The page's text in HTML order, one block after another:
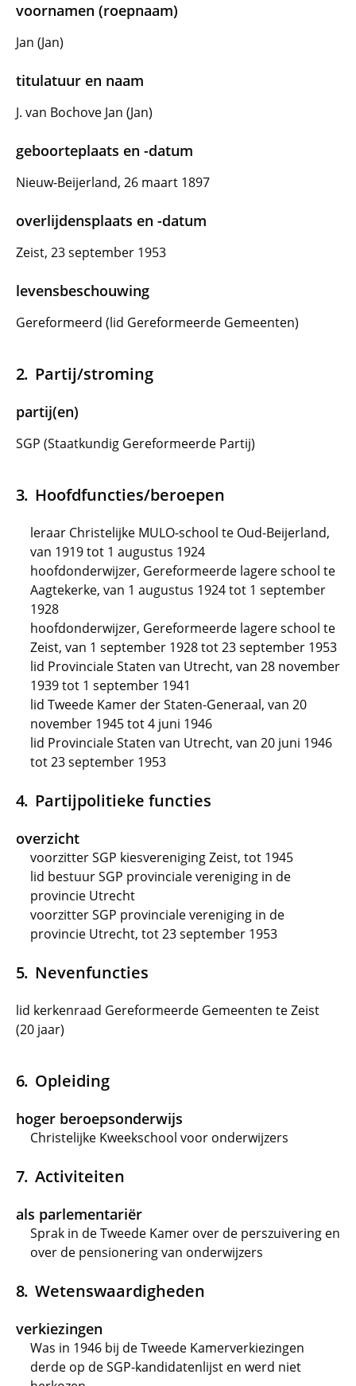
voornamen (roepnaam)
Jan (Jan)
titulatuur en naam
J. van Bochove Jan (Jan)
geboorteplaats en -datum
Nieuw-Beijerland, 26 maart 1897
overlijdensplaats en -datum
Zeist, 23 september 1953
levensbeschouwing
Gereformeerd (lid Gereformeerde Gemeenten)
Partij/stroming
partij(en)
SGP (Staatkundig Gereformeerde Partij)
Hoofdfuncties/beroepen
leraar Christelijke MULO-school te Oud-Beijerland,
van 1919 tot 1 augustus 1924
hoofdonderwijzer, Gereformeerde lagere school te
Aagtekerke, van 1 augustus 1924 tot 1 september
1928
hoofdonderwijzer, Gereformeerde lagere school te
Zeist, van 1 september 1928 tot 23 september 1953
lid Provinciale Staten van Utrecht, van 28 november
1939 tot 1 september 1941
lid Tweede Kamer der Staten-Generaal, van 20
november 1945 tot 4 juni 1946
lid Provinciale Staten van Utrecht, van 20 juni 1946
tot 23 september 1953
Partijpolitieke functies
overzicht
voorzitter SGP kiesvereniging Zeist, tot 1945
lid bestuur SGP provinciale vereniging in de
provincie Utrecht
voorzitter SGP provinciale vereniging in de
provincie Utrecht, tot 23 september 1953
Nevenfuncties
lid kerkenraad Gereformeerde Gemeenten te Zeist
(20 jaar)
Opleiding
hoger beroepsonderwijs
Christelijke Kweekschool voor onderwijzers
Activiteiten
als parlementariër
Sprak in de Tweede Kamer over de perszuivering en
over de pensionering van onderwijzers
Wetenswaardigheden
verkiezingen
Was in 1946 bij de Tweede Kamerverkiezingen
derde op de SGP-kandidatenlijst en werd niet